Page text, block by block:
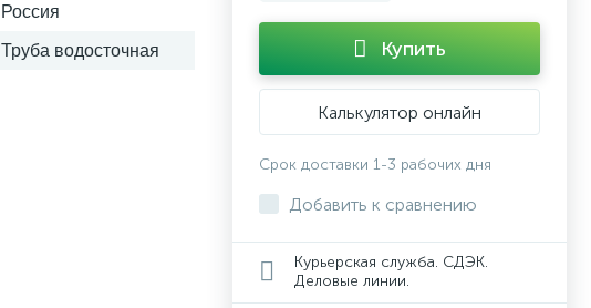
Россия
Труба водосточная Купить
Калькулятор онлайн
Срок доставки 1-3 рабочих дня
Добавить к сравнению
Курьерская служба. СДЭК.
Деловые линии.